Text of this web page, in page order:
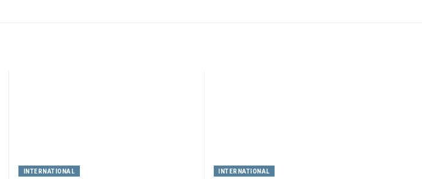
INTERNATIONAL INTERNATIONAL